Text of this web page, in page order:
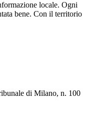
locale. Ogni
bene. Con il territorio
di Milano, n. 100